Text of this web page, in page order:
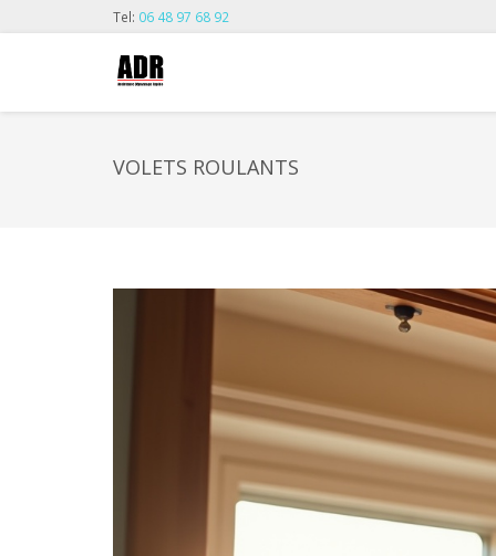
Tel: 06 48 97 68 92
VOLETS ROULANTS